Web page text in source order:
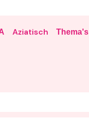
Aziatisch Thema's